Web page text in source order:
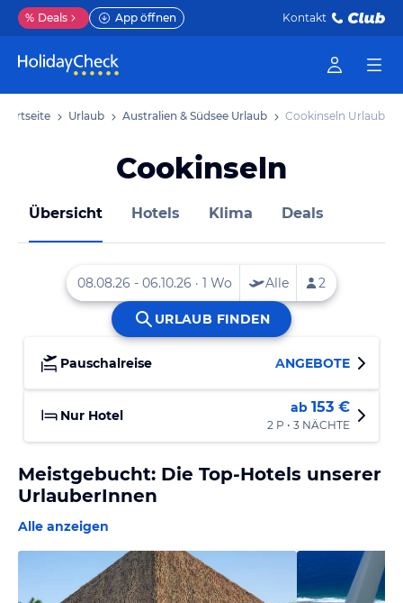
% Deals App öffnen Kontakt
Startseite Urlaub Australien & Südsee Urlaub Cookinseln Urlaub
Cookinseln
Übersicht Hotels Klima Deals
Pauschalreise ANGEBOTE
Nur Hotel ab 153 €
2 P • 3 NÄCHTE
Meistgebucht: Die Top-Hotels unserer
UrlauberInnen
Alle anzeigen